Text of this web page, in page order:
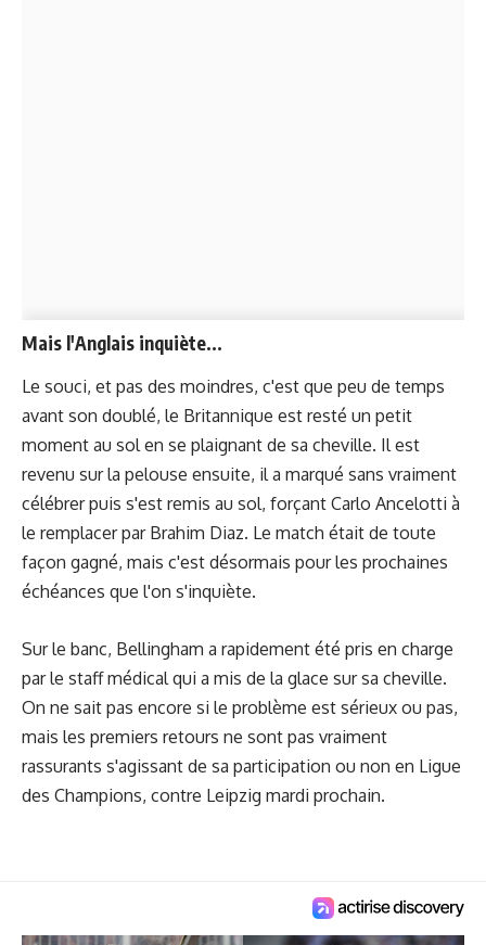
Mais l'Anglais inquiète...
Le souci, et pas des moindres, c'est que peu de temps
avant son doublé, le Britannique est resté un petit
moment au sol en se plaignant de sa cheville. Il est
revenu sur la pelouse ensuite, il a marqué sans vraiment
célébrer puis s'est remis au sol, forçant Carlo Ancelotti à
le remplacer par Brahim Diaz. Le match était de toute
façon gagné, mais c'est désormais pour les prochaines
échéances que l'on s'inquiète.
Sur le banc, Bellingham a rapidement été pris en charge
par le staff médical qui a mis de la glace sur sa cheville.
On ne sait pas encore si le problème est sérieux ou pas,
mais les premiers retours ne sont pas vraiment
rassurants s'agissant de sa participation ou non en Ligue
des Champions, contre Leipzig mardi prochain.